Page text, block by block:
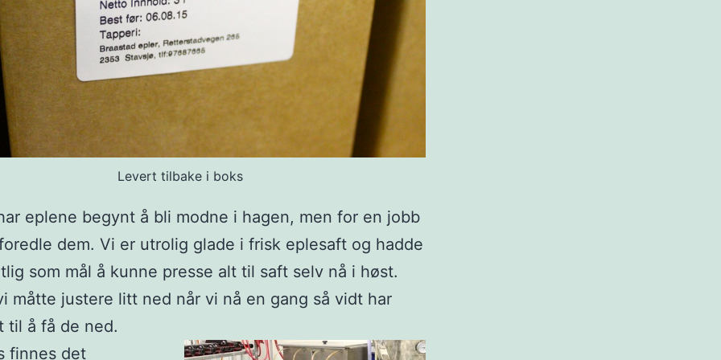
Levert tilbake i boks
eplene begynt å bli modne i hagen, men for en jobb
dem. Vi er utrolig glade i frisk eplesaft og hadde
som mål å kunne presse alt til saft selv nå i høst.
måtte justere litt ned når vi nå en gang så vidt har
til å få de ned.
finnes det